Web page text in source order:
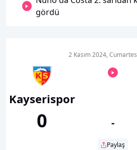
gördü
Kayserispor
0
2 Kasım 2024,
-
Paylaş